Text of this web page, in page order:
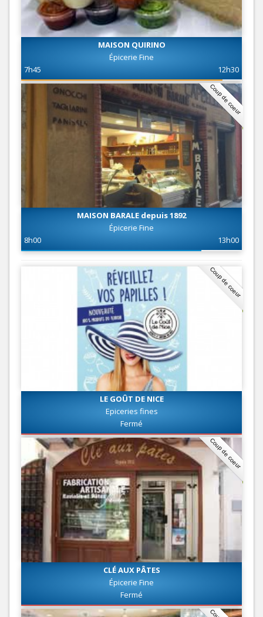
MAISON QUIRINO
Épicerie Fine
7h45
12h30
Coup de coeur
MAISON BARALE depuis 1892
Épicerie Fine
8h00
13h00
Coup de coeur
LE GOÛT DE NICE
Epiceries fines
Fermé
Coup de coeur
CLÉ AUX PÂTES
Épicerie Fine
Fermé